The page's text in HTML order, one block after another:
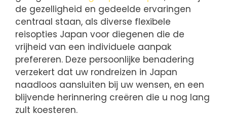
de gezelligheid en gedeelde ervaringen
centraal staan, als diverse flexibele
reisopties Japan voor diegenen die de
vrijheid van een individuele aanpak
prefereren. Deze persoonlijke benadering
verzekert dat uw rondreizen in Japan
naadloos aansluiten bij uw wensen, en een
blijvende herinnering creëren die u nog lang
zult koesteren.